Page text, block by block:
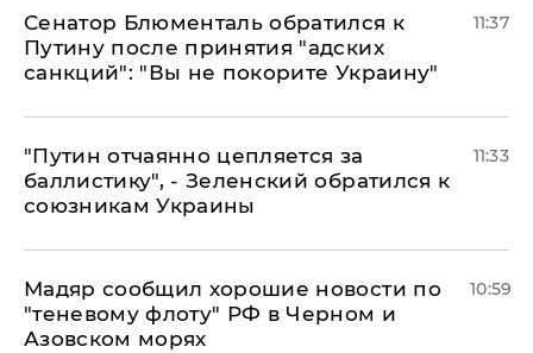
Сенатор Блюменталь обратился к
Путину после принятия "адских
санкций": "Вы не покорите Украину"
11:37
"Путин отчаянно цепляется за
баллистику", - Зеленский обратился к
союзникам Украины
11:33
Мадяр сообщил хорошие новости по
"теневому флоту" РФ в Черном и
Азовском морях
10:59